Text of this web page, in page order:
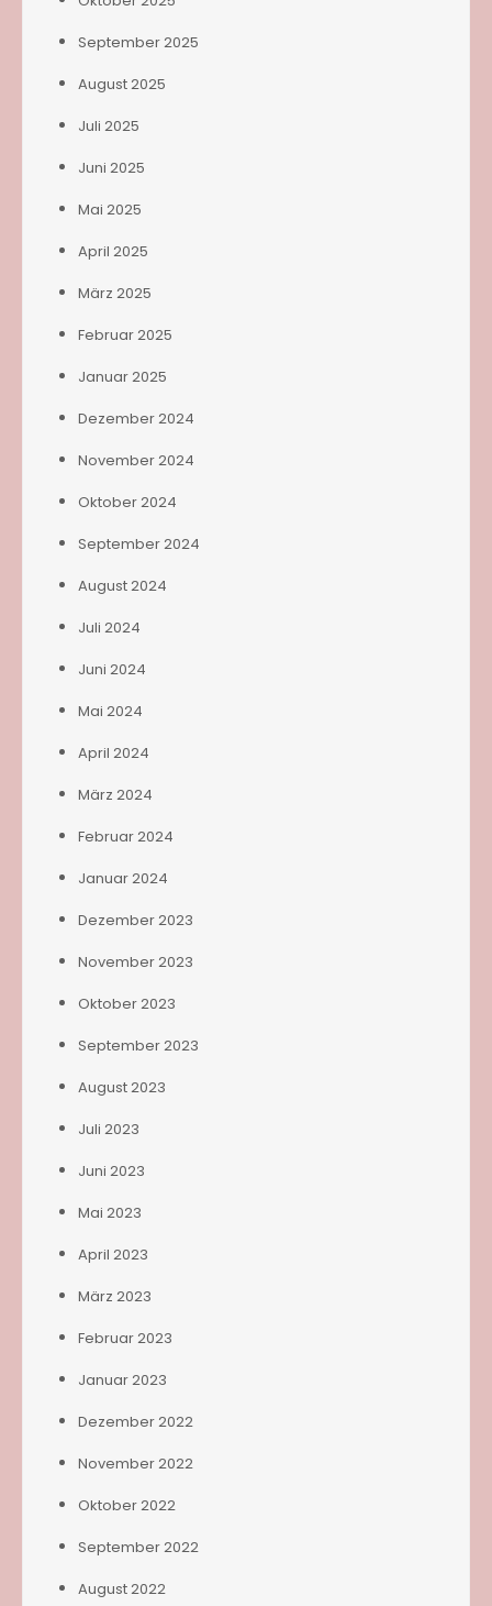
September 2025
August 2025
Juli 2025
Juni 2025
Mai 2025
April 2025
März 2025
Februar 2025
Januar 2025
Dezember 2024
November 2024
Oktober 2024
September 2024
August 2024
Juli 2024
Juni 2024
Mai 2024
April 2024
März 2024
Februar 2024
Januar 2024
Dezember 2023
November 2023
Oktober 2023
September 2023
August 2023
Juli 2023
Juni 2023
Mai 2023
April 2023
März 2023
Februar 2023
Januar 2023
Dezember 2022
November 2022
Oktober 2022
September 2022
August 2022